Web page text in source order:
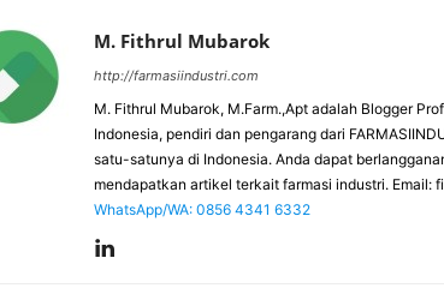
M. Fithrul Mubarok
http://farmasiindustri.com
M. Fithrul Mubarok, M.Farm.,Apt adalah Blogger
Indonesia, pendiri dan pengarang dari
satu-satunya di Indonesia. Anda dapat
mendapatkan artikel terkait farmasi industri. Email:
WhatsApp/WA: 0856 4341 6332